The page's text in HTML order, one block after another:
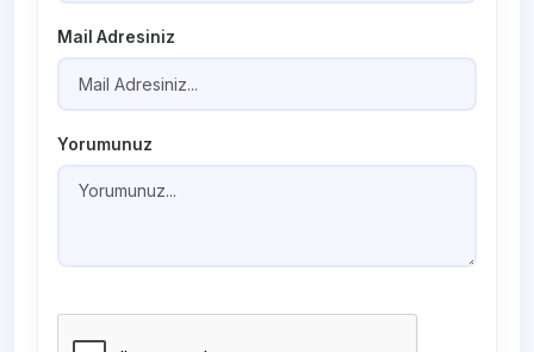
Mail Adresiniz
Yorumunuz